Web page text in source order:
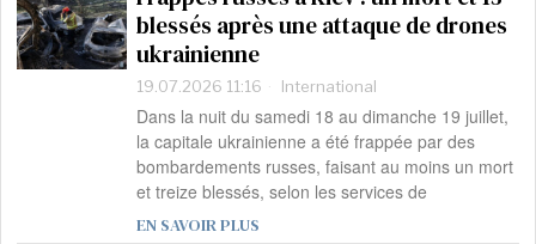
blessés après une attaque de drones
ukrainienne
19.07.2026 11:16 International
Dans la nuit du samedi 18 au dimanche 19 juillet,
la capitale ukrainienne a été frappée par des
bombardements russes, faisant au moins un mort
et treize blessés, selon les services de
EN SAVOIR PLUS